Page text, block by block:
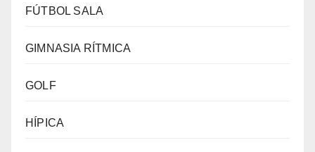
FÚTBOL SALA
GIMNASIA RÍTMICA
GOLF
HÍPICA